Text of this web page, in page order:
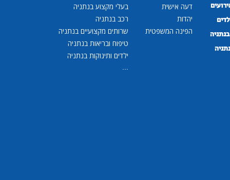
דעה אישית
יהדות
הפינה המשפטית
בעלי מקצוע בנתניה
רכב בנתניה
שרותים מקצועיים בנתניה
טיפוח ובריאות בנתניה
ילדים ותינוקות בנתניה
...